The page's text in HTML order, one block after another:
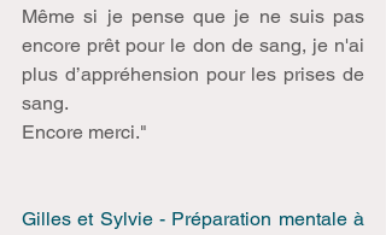
Même si je pense que je ne suis pas
encore prêt pour le don de sang, je n'ai
plus d’appréhension pour les prises de
sang.
Encore merci."
Gilles et Sylvie - Préparation mentale à